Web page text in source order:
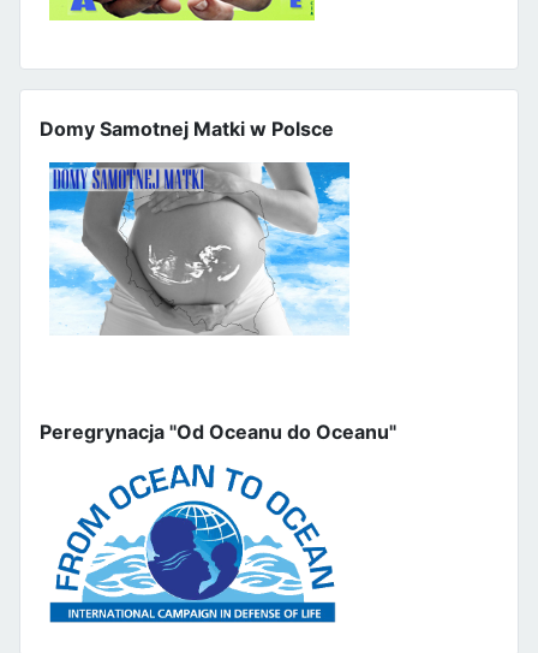
Domy Samotnej Matki w Polsce
Peregrynacja "Od Oceanu do Oceanu"